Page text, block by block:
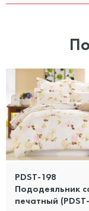
PDST-198
Пододеяльник
печатный